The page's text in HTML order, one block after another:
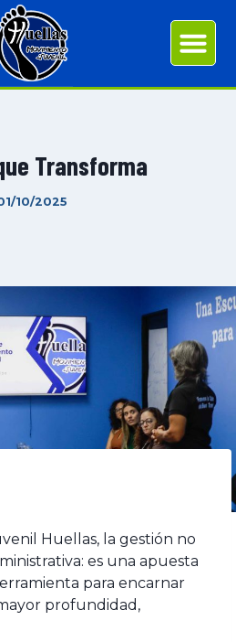
Transforma
10/2025
Huellas, la gestión no
es una apuesta
para encarnar
profundidad,